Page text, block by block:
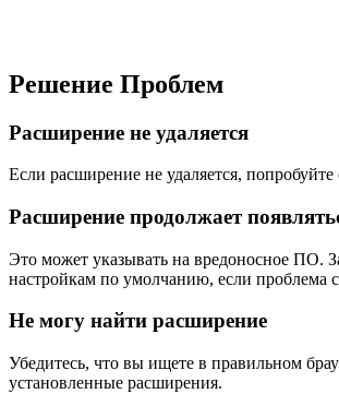
Решение Проблем
Расширение не удаляется
Если расширение не удаляется,
Расширение продолжает
Это может указывать на вредоносное ПО.
настройкам по умолчанию, если проблема
Не могу найти расширение
Убедитесь, что вы ищете в правильном
установленные расширения.